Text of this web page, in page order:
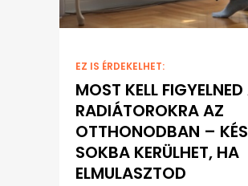
EZ IS ÉRDEKELHET:
MOST KELL
RADIÁTOROKRA AZ
OTTHONODBAN –
SOKBA KERÜLHET, HA
ELMULASZTOD